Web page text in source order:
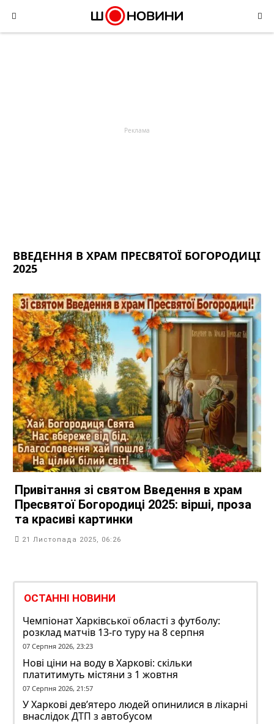
content
ВВЕДЕННЯ В ХРАМ ПРЕСВЯТОЇ БОГОРОДИЦІ
2025
Привітання зі святом Введення в храм
Пресвятої Богородиці 2025: вірші, проза
та красиві картинки
21 Листопада 2025, 06:26
ОСТАННІ НОВИНИ
Чемпіонат Харківської області з футболу:
розклад матчів 13-го туру на 8 серпня
07 Серпня 2026, 23:23
Нові ціни на воду в Харкові: скільки
платитимуть містяни з 1 жовтня
07 Серпня 2026, 21:57
У Харкові дев’ятеро людей опинилися в лікарні
внаслідок ДТП з автобусом